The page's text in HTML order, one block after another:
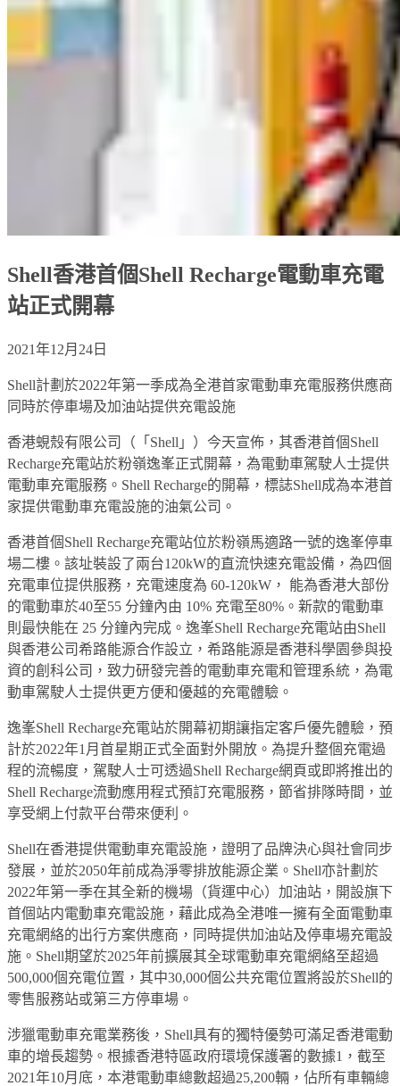
Shell香港首個Shell Recharge電動車充電
站正式開幕
2021年12月24日
Shell計劃於2022年第一季成為全港首家電動車充電服務供應商
同時於停車場及加油站提供充電設施
香港蜆殼有限公司（「Shell」）今天宣佈，其香港首個Shell
Recharge充電站於粉嶺逸峯正式開幕，為電動車駕駛人士提供
電動車充電服務。Shell Recharge的開幕，標誌Shell成為本港首
家提供電動車充電設施的油氣公司。
香港首個Shell Recharge充電站位於粉嶺馬適路一號的逸峯停車
場二樓。 該址裝設了兩台120kW的直流快速充電設備，為四個
充電車位提供服務，充電速度為 60-120kW， 能為香港大部份
的電動車於40至55 分鐘內由 10% 充電至80%。新款的電動車
則最快能在 25 分鐘內完成。逸峯Shell Recharge充電站由Shell
與香港公司希路能源合作設立，希路能源是香港科學園參與投
資的創科公司，致力研發完善的電動車充電和管理系統，為電
動車駕駛人士提供更方便和優越的充電體驗。
逸峯Shell Recharge充電站於開幕初期讓指定客戶優先體驗，預
計於2022年1月首星期正式全面對外開放。為提升整個充電過
程的流暢度，駕駛人士可透過Shell Recharge網頁或即將推出的
Shell Recharge流動應用程式預訂充電服務，節省排隊時間，並
享受網上付款平台帶來便利。
Shell在香港提供電動車充電設施，證明了品牌決心與社會同步
發展，並於2050年前成為淨零排放能源企業。Shell亦計劃於
2022年第一季在其全新的機場（貨運中心）加油站，開設旗下
首個站内電動車充電設施，藉此成為全港唯一擁有全面電動車
充電網絡的出行方案供應商，同時提供加油站及停車場充電設
施。Shell期望於2025年前擴展其全球電動車充電網絡至超過
500,000個充電位置，其中30,000個公共充電位置將設於Shell的
零售服務站或第三方停車場。
涉獵電動車充電業務後，Shell具有的獨特優勢可滿足香港電動
車的增長趨勢。根據香港特區政府環境保護署的數據1，截至
2021年10月底，本港電動車總數超過25,200輛，佔所有車輛總